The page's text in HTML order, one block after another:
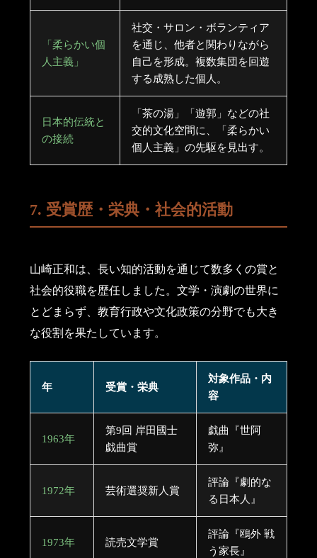
「柔らかい個
人主義」
社交・サロン・ボランティア
を通じ、他者と関わりながら
自己を形成。複数集団を回遊
する成熟した個人。
日本的伝統と
の接続
「茶の湯」「遊郭」などの社
交的文化空間に、「柔らかい
個人主義」の先駆を見出す。
7. 受賞歴・栄典・社会的活動
山崎正和は、長い知的活動を通じて数多くの賞と
社会的役職を歴任しました。文学・演劇の世界に
とどまらず、教育行政や文化政策の分野でも大き
な役割を果たしています。
年 受賞・栄典
対象作品・内
容
1963年
第9回 岸田國士
戯曲賞
戯曲『世阿
弥』
1972年 芸術選奨新人賞
評論『劇的な
る日本人』
1973年 読売文学賞
評論『鴎外 戦
う家長』